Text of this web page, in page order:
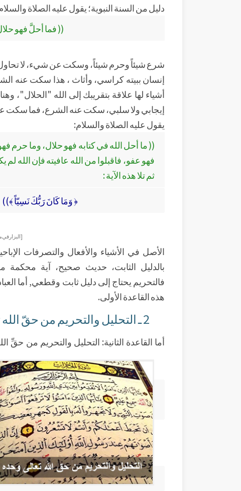
دليل من السنة النبوية؛ يقول عليه الصلاة
(( فما أحلَّ فهو
شرع شيئاً وحرم شيئاً، وسكت عن شيء، لا تحاول
إنسان ببيته كراسي، وأثاث ، هذا سكت عنه
أشياء لها علاقة بتقريبك إلى الله "الحلال"،
إيجابي ولا سلبي، سكت عنه الشرع، فما سكت
يقول عليه الصلاة والسلام:
(( ما أحل الله في كتابه فهو حلال، وما حرم
فهو عفو، فاقبلوا من الله عافيته فإن الله لم
ثم تلا هذه الآية :
﴿ وَمَا كَانَ رَبُّكَ نَسِيّاً ﴾))
[البزار
الأصل في الأشياء والأفعال والتصرفات
بالدليل الثابت، حديث صحيح، آية محكمة
فالتحريم يحتاج إلى دليل ثابت وقطعي, أما
هذه القاعدة الأولى.
2 ـ التحليل والتحريم من حقّ الله تعالى وحده :
أما القاعدة الثانية: التحليل والتحريم من حقِّ